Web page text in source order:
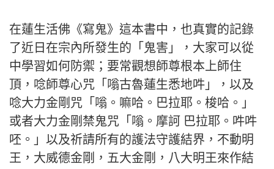
在蓮生活佛《寫鬼》這本書中，也真實的記錄
了近日在宗內所發生的「鬼害」，大家可以從
中學習如何防禦；要常觀想師尊根本上師住
頂，唸師尊心咒「嗡古魯蓮生悉地吽」，以及
唸大力金剛咒「嗡。嘛哈。巴拉耶。梭哈。」
或者大力金剛禁鬼咒「嗡。摩訶 巴拉耶。吽吽
呸。」以及祈請所有的護法守護結界，不動明
王，大威德金剛，五大金剛，八大明王來作結